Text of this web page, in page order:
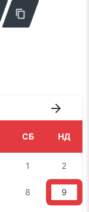
СБ НД
1 2
8 9